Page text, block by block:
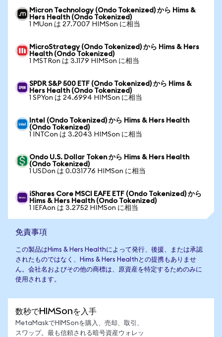
Micron Technology (Ondo Tokenized) から Hims &
Hers Health (Ondo Tokenized)
1 MUon は 27.7007 HIMSon に相当
MicroStrategy (Ondo Tokenized) から Hims & Hers
Health (Ondo Tokenized)
1 MSTRon は 3.1179 HIMSon に相当
SPDR S&P 500 ETF (Ondo Tokenized) から Hims &
Hers Health (Ondo Tokenized)
1 SPYon は 24.6994 HIMSon に相当
Intel (Ondo Tokenized) から Hims & Hers Health
(Ondo Tokenized)
1 INTCon は 3.2043 HIMSon に相当
Ondo U.S. Dollar Token から Hims & Hers Health
(Ondo Tokenized)
1 USDon は 0.031776 HIMSon に相当
iShares Core MSCI EAFE ETF (Ondo Tokenized) から
Hims & Hers Health (Ondo Tokenized)
1 IEFAon は 3.2752 HIMSon に相当
免責事項
この製品はHims & Hers Healthによって発行、後援、または承認
されたものではなく、Hims & Hers Healthとの提携もありませ
ん。会社名およびその他の商標は、原資産を特定するためのみに
使用されます。
数秒でHIMSonを入手
MetaMaskでHIMSonを購入、売却、取引、
スワップ。最も信頼される暗号資産ウォレッ